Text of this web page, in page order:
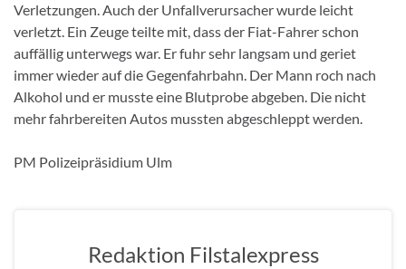
Verletzungen. Auch der Unfallverursacher wurde leicht
verletzt. Ein Zeuge teilte mit, dass der Fiat-Fahrer schon
auffällig unterwegs war. Er fuhr sehr langsam und geriet
immer wieder auf die Gegenfahrbahn. Der Mann roch nach
Alkohol und er musste eine Blutprobe abgeben. Die nicht
mehr fahrbereiten Autos mussten abgeschleppt werden.
PM Polizeipräsidium Ulm
Redaktion Filstalexpress